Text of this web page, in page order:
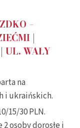
–
|
UL. WAŁY
na
i ukraińskich.
15/30 PLN.
osoby dorosłe i